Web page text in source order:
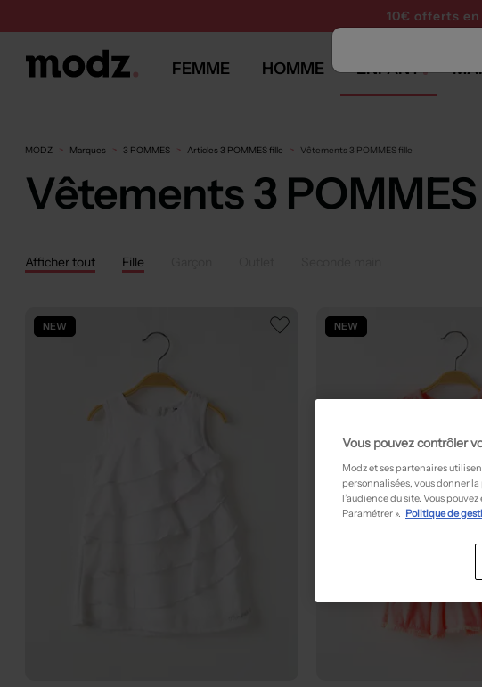
10€ offerts
FEMME HOMME ENFANT
MODZ Marques 3 POMMES Articles 3 POMMES fille Vêtements 3 POMMES fille
Vêtements 3
Afficher tout Fille
NEW NEW
Vous pouvez contrôler
Modz et ses partenaires
personnalisées, vous donner
l’audience du site. Vous
Paramétrer ». Politique de